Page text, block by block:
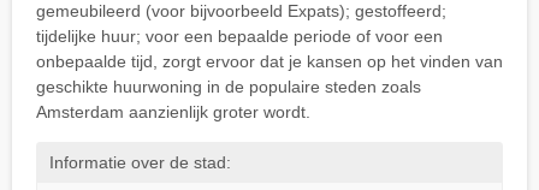
gemeubileerd (voor bijvoorbeeld Expats); gestoffeerd;
tijdelijke huur; voor een bepaalde periode of voor een
onbepaalde tijd, zorgt ervoor dat je kansen op het vinden van
geschikte huurwoning in de populaire steden zoals
Amsterdam aanzienlijk groter wordt.
Informatie over de stad: